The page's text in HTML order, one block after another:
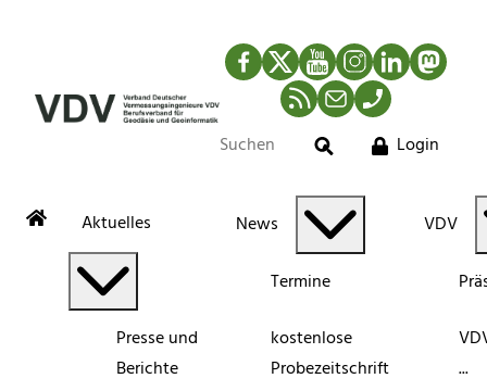
Facebook
TwitterYouTubeInstagram
LinkedIn
RSS-Newsfeed
MailTelefon
Suche
Login
Aktuelles
Presse und
Berichte
News
Termine
kostenlose
Probezeitschrift
VDV
...